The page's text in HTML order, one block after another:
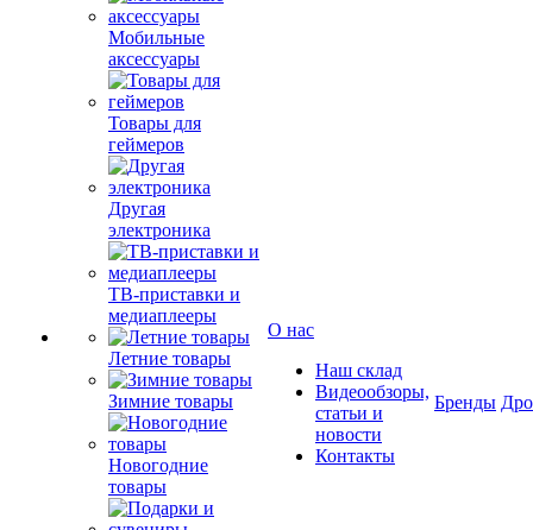
Мобильные
аксессуары
Товары для
геймеров
Другая
электроника
ТВ-приставки и
медиаплееры
Летние товары
Зимние товары
Новогодние
товары
О нас
Наш склад
Видеообзоры,
статьи и
новости
Контакты
Бренды